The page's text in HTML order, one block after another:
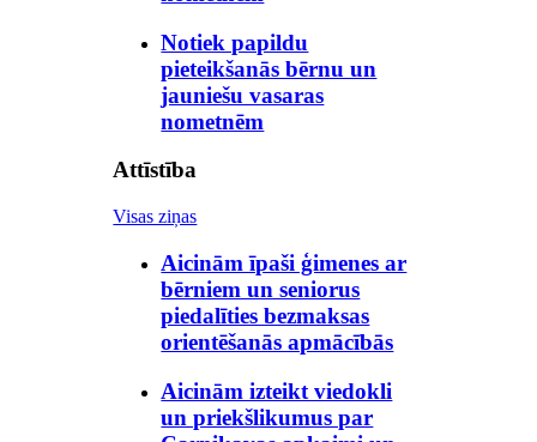
Notiek papildu
pieteikšanās bērnu un
jauniešu vasaras
nometnēm
Attīstība
Visas ziņas
Aicinām īpaši ģimenes ar
bērniem un seniorus
piedalīties bezmaksas
orientēšanās apmācībās
Aicinām izteikt viedokli
un priekšlikumus par